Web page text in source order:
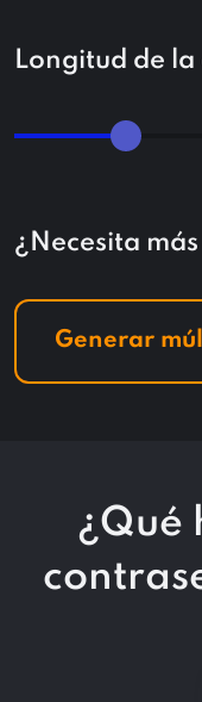
Longitud de
¿Necesita
Generar
¿Qué